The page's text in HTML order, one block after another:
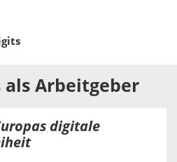
als Arbeitgeber
digitale